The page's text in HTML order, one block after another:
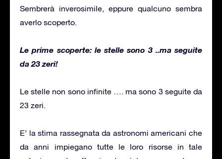
Sembrerà inverosimile, eppure qualcuno sembra
averlo scoperto.
Le prime scoperte: le stelle sono 3 ..ma seguite
da 23 zeri!
Le stelle non sono infinite …. ma sono 3 seguite da
23 zeri.
E’ la stima rassegnata da astronomi americani che
da anni impiegano tutte le loro risorse in tale